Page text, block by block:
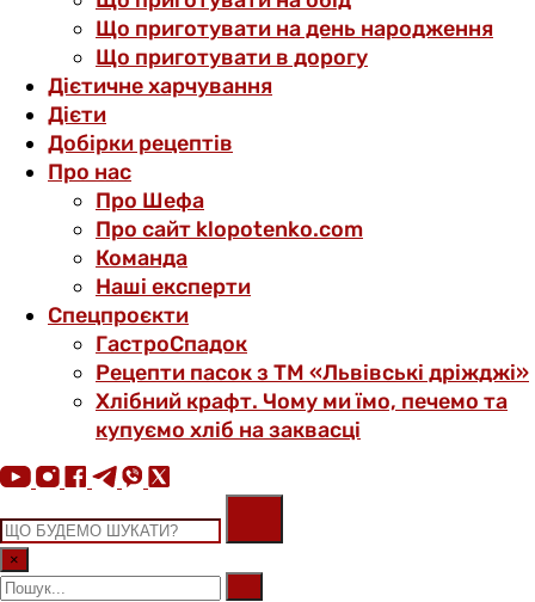
Що приготувати на день народження
Що приготувати в дорогу
Дієтичне харчування
Дієти
Добірки рецептів
Про нас
Про Шефа
Про сайт klopotenko.com
Команда
Наші експерти
Спецпроєкти
ГастроСпадок
Рецепти пасок з ТМ «Львівські дріжджі»
Хлібний крафт. Чому ми їмо, печемо та
купуємо хліб на заквасці
×